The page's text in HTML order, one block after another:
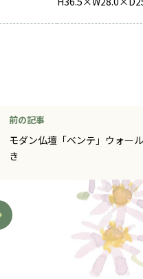
前の記事
モダン仏壇「ベンテ」ウォー
き